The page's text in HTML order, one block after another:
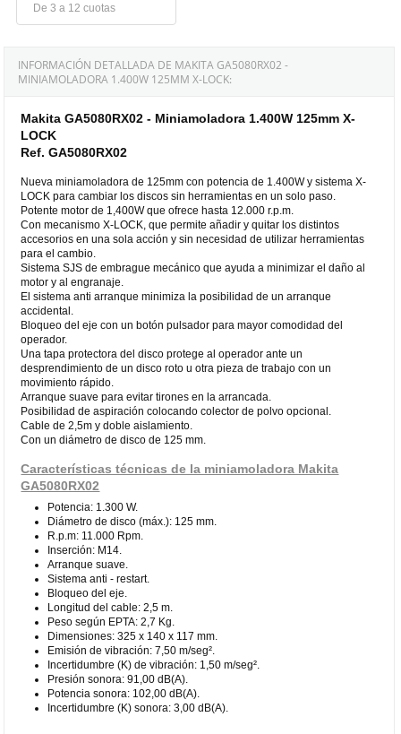
De 3 a 12 cuotas
INFORMACIÓN DETALLADA DE MAKITA GA5080RX02 -
MINIAMOLADORA 1.400W 125MM X-LOCK:
Makita GA5080RX02 - Miniamoladora 1.400W 125mm X-
LOCK
Ref. GA5080RX02
Nueva miniamoladora de 125mm con potencia de 1.400W y sistema X-
LOCK para cambiar los discos sin herramientas en un solo paso.
Potente motor de 1,400W que ofrece hasta 12.000 r.p.m.
Con mecanismo X-LOCK, que permite añadir y quitar los distintos
accesorios en una sola acción y sin necesidad de utilizar herramientas
para el cambio.
Sistema SJS de embrague mecánico que ayuda a minimizar el daño al
motor y al engranaje.
El sistema anti arranque minimiza la posibilidad de un arranque
accidental.
Bloqueo del eje con un botón pulsador para mayor comodidad del
operador.
Una tapa protectora del disco protege al operador ante un
desprendimiento de un disco roto u otra pieza de trabajo con un
movimiento rápido.
Arranque suave para evitar tirones en la arrancada.
Posibilidad de aspiración colocando colector de polvo opcional.
Cable de 2,5m y doble aislamiento.
Con un diámetro de disco de 125 mm.
Características técnicas de la miniamoladora Makita
GA5080RX02
Potencia: 1.300 W.
Diámetro de disco (máx.): 125 mm.
R.p.m: 11.000 Rpm.
Inserción: M14.
Arranque suave.
Sistema anti - restart.
Bloqueo del eje.
Longitud del cable: 2,5 m.
Peso según EPTA: 2,7 Kg.
Dimensiones: 325 x 140 x 117 mm.
Emisión de vibración: 7,50 m/seg².
Incertidumbre (K) de vibración: 1,50 m/seg².
Presión sonora: 91,00 dB(A).
Potencia sonora: 102,00 dB(A).
Incertidumbre (K) sonora: 3,00 dB(A).